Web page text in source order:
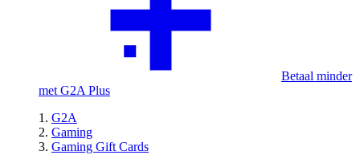
Betaal minder
met G2A Plus
G2A
Gaming
Gaming Gift Cards